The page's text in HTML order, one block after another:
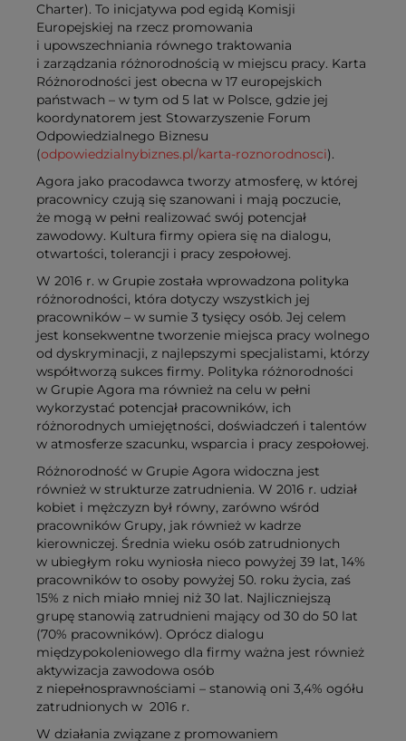
Charter). To inicjatywa pod egidą Komisji
Europejskiej na rzecz promowania
i upowszechniania równego traktowania
i zarządzania różnorodnością w miejscu pracy. Karta
Różnorodności jest obecna w 17 europejskich
państwach – w tym od 5 lat w Polsce, gdzie jej
koordynatorem jest Stowarzyszenie Forum
Odpowiedzialnego Biznesu
(odpowiedzialnybiznes.pl/karta-roznorodnosci).
Agora jako pracodawca tworzy atmosferę, w której
pracownicy czują się szanowani i mają poczucie,
że mogą w pełni realizować swój potencjał
zawodowy. Kultura firmy opiera się na dialogu,
otwartości, tolerancji i pracy zespołowej.
W 2016 r. w Grupie została wprowadzona polityka
różnorodności, która dotyczy wszystkich jej
pracowników – w sumie 3 tysięcy osób. Jej celem
jest konsekwentne tworzenie miejsca pracy wolnego
od dyskryminacji, z najlepszymi specjalistami, którzy
współtworzą sukces firmy. Polityka różnorodności
w Grupie Agora ma również na celu w pełni
wykorzystać potencjał pracowników, ich
różnorodnych umiejętności, doświadczeń i talentów
w atmosferze szacunku, wsparcia i pracy zespołowej.
Różnorodność w Grupie Agora widoczna jest
również w strukturze zatrudnienia. W 2016 r. udział
kobiet i mężczyzn był równy, zarówno wśród
pracowników Grupy, jak również w kadrze
kierowniczej. Średnia wieku osób zatrudnionych
w ubiegłym roku wyniosła nieco powyżej 39 lat, 14%
pracowników to osoby powyżej 50. roku życia, zaś
15% z nich miało mniej niż 30 lat. Najliczniejszą
grupę stanowią zatrudnieni mający od 30 do 50 lat
(70% pracowników). Oprócz dialogu
międzypokoleniowego dla firmy ważna jest również
aktywizacja zawodowa osób
z niepełnosprawnościami – stanowią oni 3,4% ogółu
zatrudnionych w 2016 r.
W działania związane z promowaniem